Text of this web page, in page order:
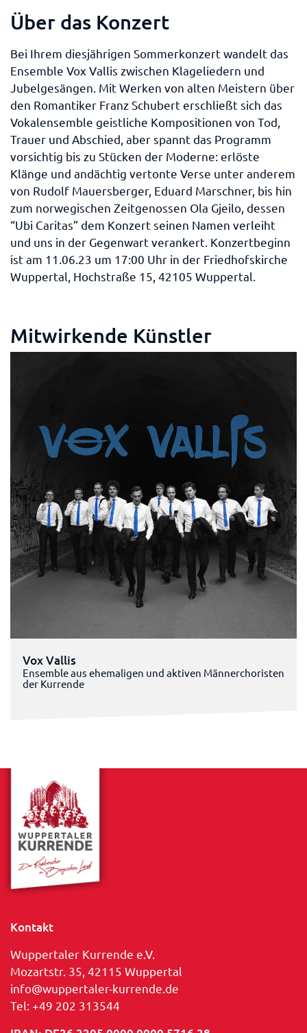
Über das Konzert
Bei Ihrem diesjährigen Sommerkonzert wandelt das
Ensemble Vox Vallis zwischen Klageliedern und
Jubelgesängen. Mit Werken von alten Meistern über
den Romantiker Franz Schubert erschließt sich das
Vokalensemble geistliche Kompositionen von Tod,
Trauer und Abschied, aber spannt das Programm
vorsichtig bis zu Stücken der Moderne: erlöste
Klänge und andächtig vertonte Verse unter anderem
von Rudolf Mauersberger, Eduard Marschner, bis hin
zum norwegischen Zeitgenossen Ola Gjeilo, dessen
“Ubi Caritas” dem Konzert seinen Namen verleiht
und uns in der Gegenwart verankert. Konzertbeginn
ist am 11.06.23 um 17:00 Uhr in der Friedhofskirche
Wuppertal, Hochstraße 15, 42105 Wuppertal.
Mitwirkende Künstler
Vox Vallis
Ensemble aus ehemaligen und aktiven Männerchoristen
der Kurrende
Kontakt
Wuppertaler Kurrende e.V.
Mozartstr. 35, 42115 Wuppertal
info@wuppertaler-kurrende.de
Tel: +49 202 313544